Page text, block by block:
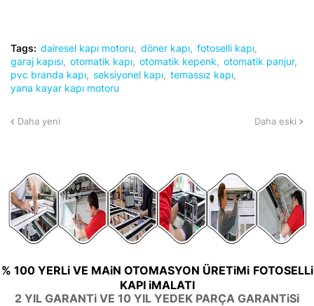
Tags: dairesel kapı motoru döner kapı fotoselli kapı
garaj kapısı otomatik kapı otomatik kepenk
otomatik panjur
pvc branda kapı seksiyonel kapı temassız kapı
yana kayar kapı motoru
Daha yeni Daha eski
% 100 YERLi VE MAiN OTOMASYON ÜRETiMi FOTOSELLi
KAPI iMALATI
2 YIL GARANTi VE 10 YIL YEDEK PARÇA GARANTiSi